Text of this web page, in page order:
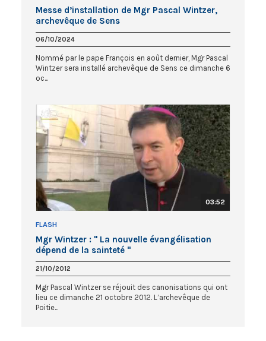
Messe d’installation de Mgr Pascal Wintzer,
archevêque de Sens
06/10/2024
Nommé par le pape François en août dernier, Mgr Pascal
Wintzer sera installé archevêque de Sens ce dimanche 6
oc...
03:52
FLASH
Mgr Wintzer : " La nouvelle évangélisation
dépend de la sainteté "
21/10/2012
Mgr Pascal Wintzer se réjouit des canonisations qui ont
lieu ce dimanche 21 octobre 2012. L’archevêque de
Poitie...